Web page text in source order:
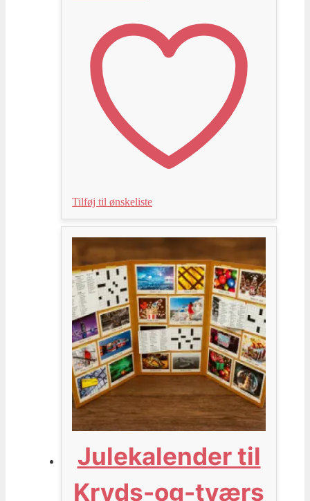
Tilføj til ønskeliste
Julekalender til
Kryds-og-tværs